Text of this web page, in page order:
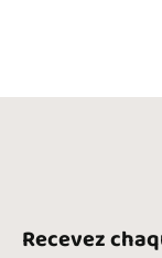
Recevez